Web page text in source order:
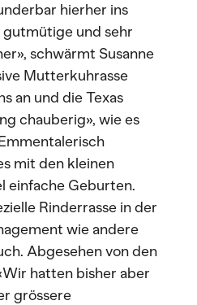
hierher ins
gutmütige und sehr
schwärmt Susanne
Mutterkuhrasse
an und die Texas
chauberig», wie es
mit den kleinen
einfache Geburten.
Rinderrasse in der
wie andere
Abgesehen von den
hatten bisher aber
grössere